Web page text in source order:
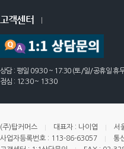
고객센터
상담 : 평일 09:30 ~ 17:30 (토/일/공휴일 휴
점심 : 12:30 ~ 13:30
(주)탑커머스 대표자 : 나이엽
서
사업자등록번호 : 113-86-63057
통